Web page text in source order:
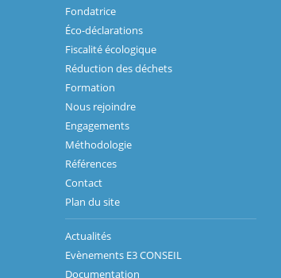
Fondatrice
Éco-déclarations
Fiscalité écologique
Réduction des déchets
Formation
Nous rejoindre
Engagements
Méthodologie
Références
Contact
Plan du site
Actualités
Evènements E3 CONSEIL
Documentation